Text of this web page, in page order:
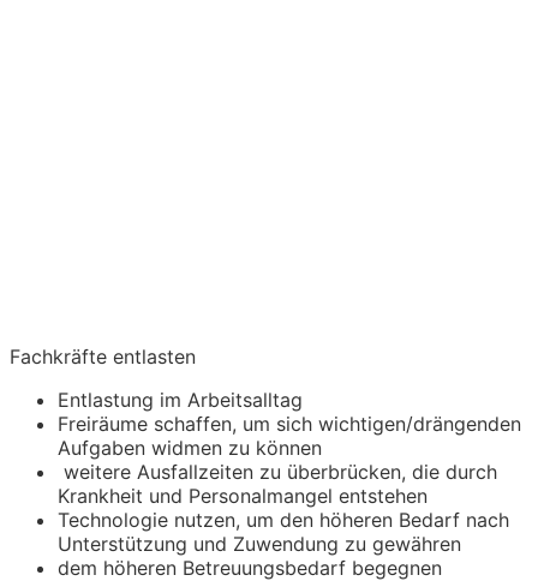
Fachkräfte entlasten
Entlastung im Arbeitsalltag
Freiräume schaffen, um sich wichtigen/drängenden
Aufgaben widmen zu können
weitere Ausfallzeiten zu überbrücken, die durch
Krankheit und Personalmangel entstehen
Technologie nutzen, um den höheren Bedarf nach
Unterstützung und Zuwendung zu gewähren
dem höheren Betreuungsbedarf begegnen